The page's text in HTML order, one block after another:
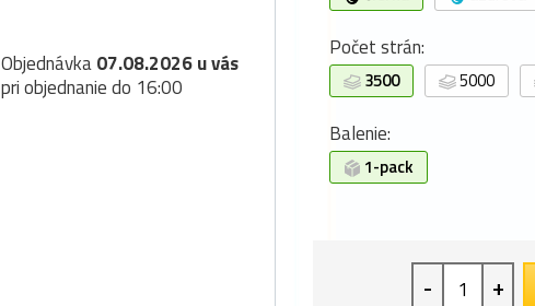
Objednávka07.08.2026 u vás
pri objednanie do 16:00
Počet strán:
3500 5000
Balenie:
1-pack
- +